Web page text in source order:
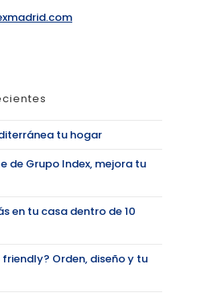
tu hogar
de Grupo Index, mejora tu
en tu casa dentro de 10
Orden, diseño y tu